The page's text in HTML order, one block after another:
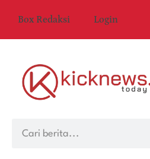
Box Redaksi Login